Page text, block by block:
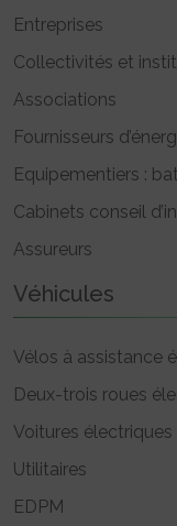
Entreprises
Collectivités et
Associations
Fournisseurs
Equipementiers :
Cabinets conseil
Assureurs
Véhicules
Vélos à assistance
Deux-trois roues
Voitures électriques
Utilitaires
EDPM